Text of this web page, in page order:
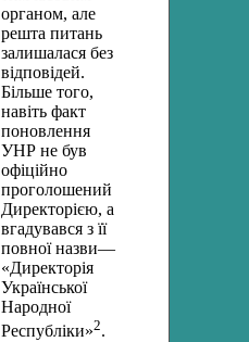
органом, але
решта питань
залишалася без
відповідей.
Більше того,
навіть факт
поновлення
УНР не був
офіційно
проголошений
Директорією, а
вгадувався з її
повної наз­ви—
«Директорія
Української
Народної
Республіки»2.